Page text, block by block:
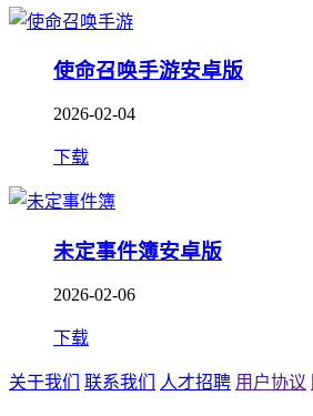
使命召唤手游安卓版
2026-02-04
下载
未定事件簿安卓版
2026-02-06
下载
关于我们 联系我们 人才招聘 用户协议